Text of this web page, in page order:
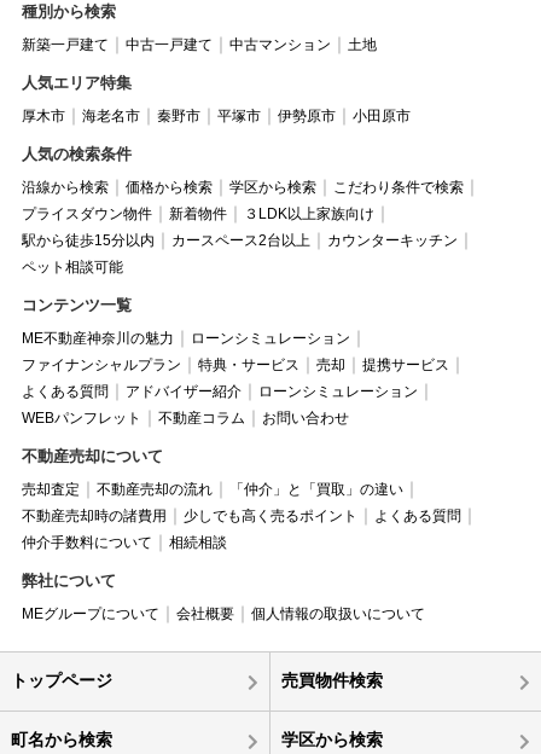
種別から検索
新築一戸建て 中古一戸建て 中古マンション 土地
人気エリア特集
厚木市 海老名市 秦野市 平塚市 伊勢原市 小田原市
人気の検索条件
沿線から検索 価格から検索 学区から検索
こだわり条件で検索
プライスダウン物件
新着物件
３LDK以上家族向け
駅から徒歩15分以内
カースペース2台以上
カウンターキッチン
ペット相談可能
コンテンツ一覧
ME不動産神奈川の魅力
ローンシミュレーション
ファイナンシャルプラン
特典・サービス 売却
提携サービス
よくある質問
アドバイザー紹介
ローンシミュレーション
WEBパンフレット
不動産コラム お問い合わせ
不動産売却について
売却査定 不動産売却の流れ
「仲介」と「買取」の違い
不動産売却時の諸費用
少しでも高く売るポイント
よくある質問
仲介手数料について
相続相談
弊社について
MEグループについて 会社概要 個人情報の取扱いについて
トップページ 売買物件検索
町名から検索 学区から検索